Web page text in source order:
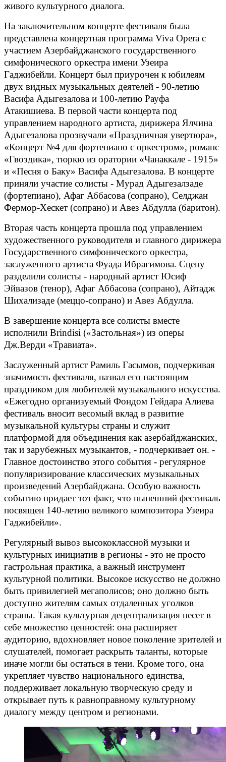
живого культурного диалога.
На заключительном концерте фестиваля была
представлена концертная программа Viva Operа с
участием Азербайджанского государственного
симфонического оркестра имени Узеира
Гаджибейли. Концерт был приурочен к юбилеям
двух видных музыкальных деятелей - 90-летию
Васифа Адыгезалова и 100-летию Рауфа
Атакишиева. В первой части концерта под
управлением народного артиста, дирижера Ялчина
Адыгезалова прозвучали «Праздничная увертюра»,
«Концерт №4 для фортепиано с оркестром», романс
«Гвоздика», тюркю из оратории «Чанаккале - 1915»
и «Песня о Баку» Васифа Адыгезалова. В концерте
приняли участие солисты - Мурад Адыгезалзаде
(фортепиано), Афаг Аббасова (сопрано), Селджан
Фермор-Хескет (сопрано) и Авез Абдулла (баритон).
Вторая часть концерта прошла под управлением
художественного руководителя и главного дирижера
Государственного симфонического оркестра,
заслуженного артиста Фуада Ибрагимова. Сцену
разделили солисты - народный артист Юсиф
Эйвазов (тенор), Афаг Аббасова (сопрано), Айтадж
Шихализаде (меццо-сопрано) и Авез Абдулла.
В завершение концерта все солисты вместе
исполнили Brindisi («Застольная») из оперы
Дж.Верди «Травиата».
Заслуженный артист Рамиль Гасымов, подчеркивая
значимость фестиваля, назвал его настоящим
праздником для любителей музыкального искусства.
«Ежегодно организуемый Фондом Гейдара Алиева
фестиваль вносит весомый вклад в развитие
музыкальной культуры страны и служит
платформой для объединения как азербайджанских,
так и зарубежных музыкантов, - подчеркивает он. -
Главное достоинство этого события - регулярное
популяризирование классических музыкальных
произведений Азербайджана. Особую важность
событию придает тот факт, что нынешний фестиваль
посвящен 140-летию великого композитора Узеира
Гаджибейли».
Регулярный вывоз высококлассной музыки и
культурных инициатив в регионы - это не просто
гастрольная практика, а важный инструмент
культурной политики. Высокое искусство не должно
быть привилегией мегаполисов; оно должно быть
доступно жителям самых отдаленных уголков
страны. Такая культурная децентрализация несет в
себе множество ценностей: она расширяет
аудиторию, вдохновляет новое поколение зрителей и
слушателей, помогает раскрыть таланты, которые
иначе могли бы остаться в тени. Кроме того, она
укрепляет чувство национального единства,
поддерживает локальную творческую среду и
открывает путь к равноправному культурному
диалогу между центром и регионами.